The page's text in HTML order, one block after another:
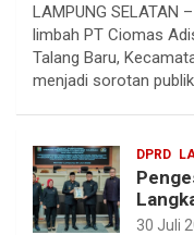
l
e
g
m
c
e
b
k
n
t
e
s
t
LAMPUNG SELATAN
limbah PT Ciomas
Talang Baru,
menjadi sorotan
DPRD
dan
30 Juli